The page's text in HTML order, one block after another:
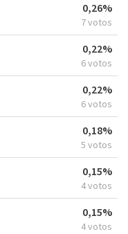
0,26%
7 votos
0,22%
6 votos
0,22%
6 votos
0,18%
5 votos
0,15%
4 votos
0,15%
4 votos